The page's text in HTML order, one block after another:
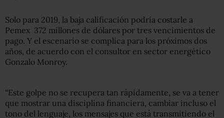
Solo para 2019, la baja calificación podría costarle a
Pemex 372 millones de dólares por tres vencimientos de
pago. Y el escenario se complica para los próximos dos
años, de acuerdo con el consultor en sector energético
Gonzalo Monroy.
“Este golpe no se recupera tan rápidamente, se va a tener
que mostrar una disciplina financiera, cambiar incluso el
tono del lenguaje, los mensajes que está transmitiendo el